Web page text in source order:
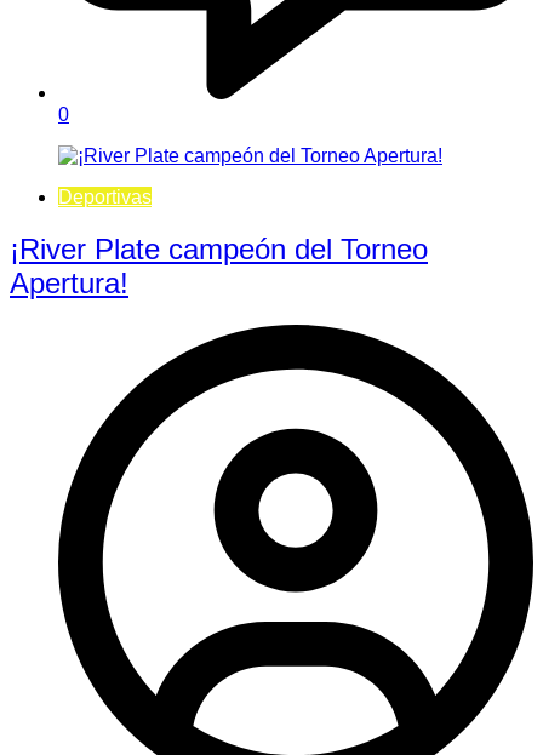
0
Deportivas
¡River Plate campeón del Torneo
Apertura!